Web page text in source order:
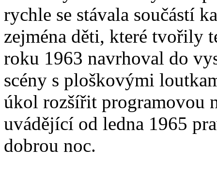
rychle se stávala součástí
zejména děti, které tvořily
roku 1963 navrhoval do
scény s ploškovými
úkol rozšířit programovou
uvádějící od ledna 1965
dobrou noc.